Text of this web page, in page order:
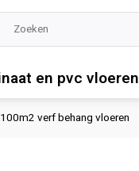
en pvc vloeren
verf behang vloeren